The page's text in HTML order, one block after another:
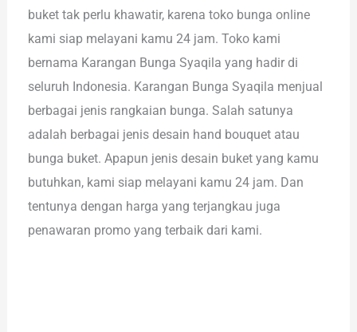
buket tak perlu khawatir, karena toko bunga online
kami siap melayani kamu 24 jam. Toko kami
bernama Karangan Bunga Syaqila yang hadir di
seluruh Indonesia. Karangan Bunga Syaqila menjual
berbagai jenis rangkaian bunga. Salah satunya
adalah berbagai jenis desain hand bouquet atau
bunga buket. Apapun jenis desain buket yang kamu
butuhkan, kami siap melayani kamu 24 jam. Dan
tentunya dengan harga yang terjangkau juga
penawaran promo yang terbaik dari kami.